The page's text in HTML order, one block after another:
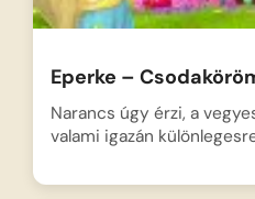
Eperke –
Narancs úgy érzi, a
valami igazán